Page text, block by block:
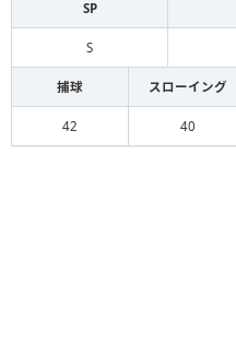
SP
S
捕球 スローイング
42 40